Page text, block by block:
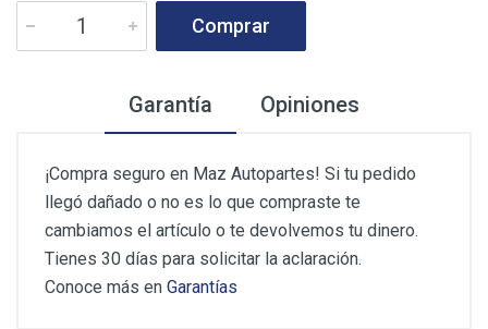
Comprar
Garantía Opiniones
¡Compra seguro en Maz Autopartes! Si tu pedido
llegó dañado o no es lo que compraste te
cambiamos el artículo o te devolvemos tu dinero.
Tienes 30 días para solicitar la aclaración.
Conoce más en Garantías